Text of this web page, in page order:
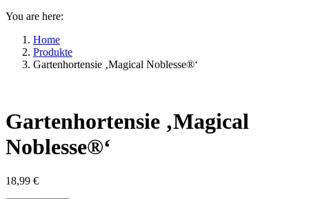
You are here:
Home
Produkte
Gartenhortensie ‚Magical Noblesse®‘
Gartenhortensie ‚Magical
Noblesse®‘
18,99 €